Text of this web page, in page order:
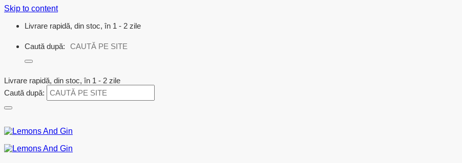
Skip to content
Livrare rapidă, din stoc, în 1 - 2 zile
Caută după:
Livrare rapidă, din stoc, în 1 - 2 zile
Caută după: